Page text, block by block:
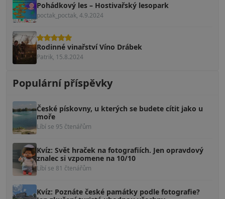
Pohádkový les – Hostivařský lesopark
poctak_poctak, 4.9.2024
Rodinné vinařství Víno Drábek
Patrik, 15.8.2024
Populární příspěvky
České pískovny, u kterých se budete cítit jako u
moře
Líbí se 95 čtenářům
Kvíz: Svět hraček na fotografiích. Jen opravdový
znalec si vzpomene na 10/10
Líbí se 81 čtenářům
Kvíz: Poznáte české památky podle fotografie?